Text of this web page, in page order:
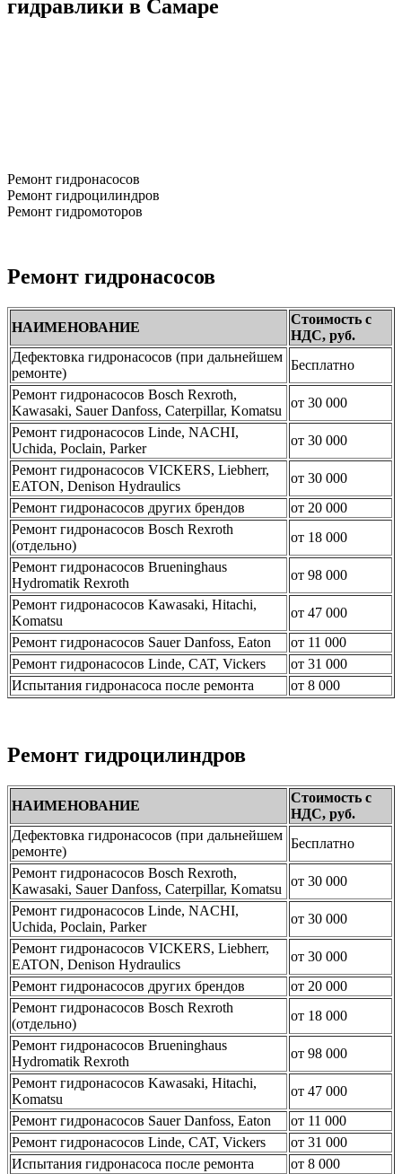
гидравлики в Самаре
Ремонт гидронасосов
Ремонт гидроцилиндров
Ремонт гидромоторов
Ремонт гидронасосов
НАИМЕНОВАНИЕ
Стоимость с
НДС, руб.
Дефектовка гидронасосов (при дальнейшем
ремонте)
Бесплатно
Ремонт гидронасосов Bosch Rexroth,
Kawasaki, Sauer Danfoss, Caterpillar, Komatsu
от 30 000
Ремонт гидронасосов Linde, NACHI,
Uchida, Poclain, Parker
от 30 000
Ремонт гидронасосов VICKERS, Liebherr,
EATON, Denison Hydraulics
от 30 000
Ремонт гидронасосов других брендов
от 20 000
Ремонт гидронасосов Bosch Rexroth
(отдельно)
от 18 000
Ремонт гидронасосов Brueninghaus
Hydromatik Rexroth
от 98 000
Ремонт гидронасосов Kawasaki, Hitachi,
Komatsu
от 47 000
Ремонт гидронасосов Sauer Danfoss, Eaton
от 11 000
Ремонт гидронасосов Linde, CAT, Vickers
от 31 000
Испытания гидронасоса после ремонта
от 8 000
Ремонт гидроцилиндров
НАИМЕНОВАНИЕ
Стоимость с
НДС, руб.
Дефектовка гидронасосов (при дальнейшем
ремонте)
Бесплатно
Ремонт гидронасосов Bosch Rexroth,
Kawasaki, Sauer Danfoss, Caterpillar, Komatsu
от 30 000
Ремонт гидронасосов Linde, NACHI,
Uchida, Poclain, Parker
от 30 000
Ремонт гидронасосов VICKERS, Liebherr,
EATON, Denison Hydraulics
от 30 000
Ремонт гидронасосов других брендов
от 20 000
Ремонт гидронасосов Bosch Rexroth
(отдельно)
от 18 000
Ремонт гидронасосов Brueninghaus
Hydromatik Rexroth
от 98 000
Ремонт гидронасосов Kawasaki, Hitachi,
Komatsu
от 47 000
Ремонт гидронасосов Sauer Danfoss, Eaton
от 11 000
Ремонт гидронасосов Linde, CAT, Vickers
от 31 000
Испытания гидронасоса после ремонта
от 8 000